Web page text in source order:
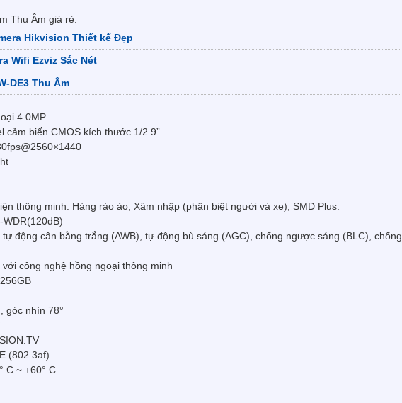
Thu Âm giá rẻ:
Hikvision Thiết kế Đẹp
Wifi Ezviz Sắc Nét
DE3 Thu Âm
4.0MP
cảm biến CMOS kích thước 1/2.9”
thông minh: Hàng rào ảo, Xâm nhập (phân biệt người và xe), SMD Plus.
tự động cân bằng trắng (AWB), tự động bù sáng (AGC), chống ngược sáng (BLC), chống
công nghệ hồng ngoại thông minh
góc nhìn 78°
(802.3af)
C ~ +60° C.